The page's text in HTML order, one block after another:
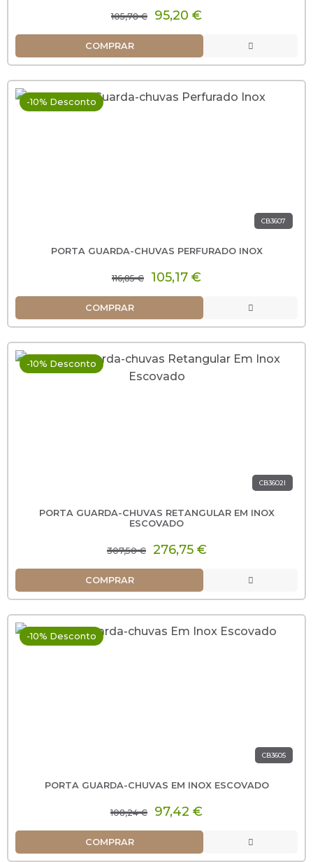
105,78 € 95,20 €
COMPRAR
-10% Desconto
CB3607
PORTA GUARDA-CHUVAS PERFURADO INOX
116,85 € 105,17 €
COMPRAR
-10% Desconto
CB3602I
PORTA GUARDA-CHUVAS RETANGULAR EM INOX
ESCOVADO
307,50 € 276,75 €
COMPRAR
-10% Desconto
CB3605
PORTA GUARDA-CHUVAS EM INOX ESCOVADO
108,24 € 97,42 €
COMPRAR